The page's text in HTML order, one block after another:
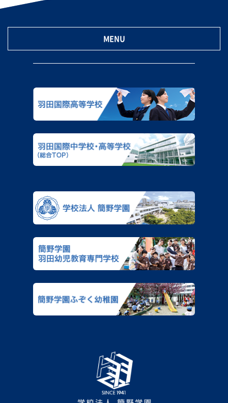
送
MENU